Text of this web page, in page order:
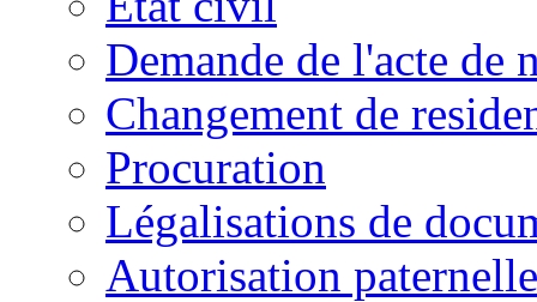
Demande de l'acte de
Changement de
Procuration
Légalisations de
Autorisation paternelle